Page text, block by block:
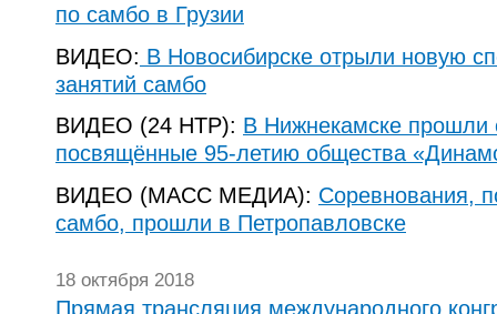
по самбо в Грузии
ВИДЕО: В Новосибирске отрыли новую
занятий самбо
ВИДЕО (24 НТР): В Нижнекамске прошли
посвящённые 95-летию общества
ВИДЕО (МАСС МЕДИА): Соревнования,
самбо, прошли в Петропавловске
18 октября 2018
Прямая трансляция международного